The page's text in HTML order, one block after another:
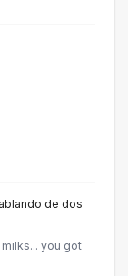
de dos
you got